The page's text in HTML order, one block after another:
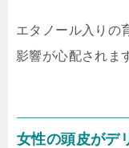
エタノール入りの
影響が心配されま
女性の頭皮がデ